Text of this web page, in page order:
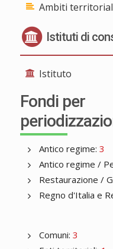
Ambiti
Istituti di
Istituto
Fondi per
Antico regime: 3
Antico regime /
Restaurazione /
Regno d'Italia e
Comuni: 3